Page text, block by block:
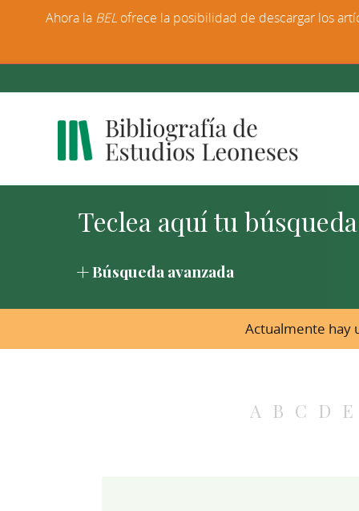
Búsqueda avanzada
Actualmente hay
A B C D E
Ahora la BEL ofrece la posibilidad de descargar los